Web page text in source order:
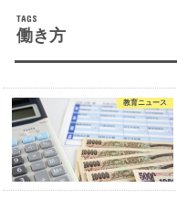
働き方
教育ニュース